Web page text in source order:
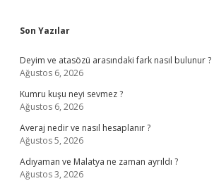
Sidebar
Son Yazılar
Deyim ve atasözü arasındaki fark nasıl bulunur ?
Ağustos 6, 2026
Kumru kuşu neyi sevmez ?
Ağustos 6, 2026
Averaj nedir ve nasıl hesaplanır ?
Ağustos 5, 2026
Adıyaman ve Malatya ne zaman ayrıldı ?
Ağustos 3, 2026